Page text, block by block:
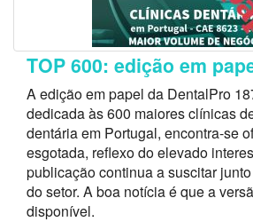
TOP 600: edição em
A edição em papel da DentalPro
dedicada às 600 maiores clínicas
dentária em Portugal, encontra-se
esgotada, reflexo do elevado
publicação continua a suscitar
do setor. A boa notícia é que a
disponível.